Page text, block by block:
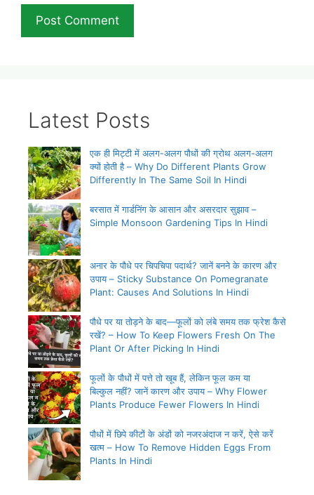
Latest Posts
एक ही मिट्टी में अलग-अलग पौधों की ग्रोथ अलग-अलग
क्यों होती है – Why Do Different Plants Grow
Differently In The Same Soil In Hindi
बरसात में गार्डनिंग के आसान और असरदार सुझाव –
Simple Monsoon Gardening Tips In Hindi
अनार के पौधे पर चिपचिपा पदार्थ? जानें बनने के कारण और
उपाय – Sticky Substance On Pomegranate
Plant: Causes And Solutions In Hindi
पौधे पर या तोड़ने के बाद—फूलों को लंबे समय तक फ्रेश कैसे
रखें? – How To Keep Flowers Fresh On The
Plant Or After Picking In Hindi
फूलों के पौधों में पत्ते तो खूब हैं, लेकिन फूल कम या
बिल्कुल नहीं? जानें कारण और उपाय – Why Flower
Plants Produce Fewer Flowers In Hindi
पौधों में छिपे कीटों के अंडों को नजरअंदाज न करें, ऐसे करें
खत्म – How To Remove Hidden Eggs From
Plants In Hindi